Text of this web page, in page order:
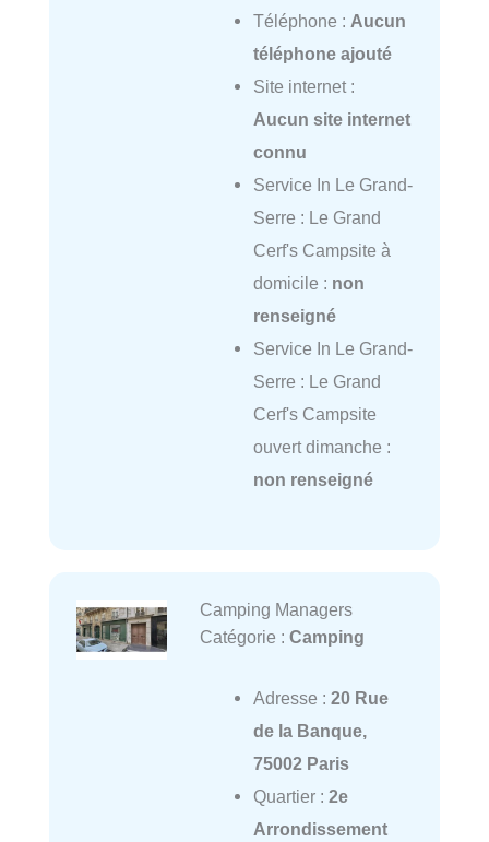
Téléphone : Aucun
téléphone ajouté
Site internet :
Aucun site internet
connu
Service In Le Grand-
Serre : Le Grand
Cerf's Campsite à
domicile : non
renseigné
Service In Le Grand-
Serre : Le Grand
Cerf's Campsite
ouvert dimanche :
non renseigné
Camping Managers
Catégorie : Camping
Adresse : 20 Rue
de la Banque,
75002 Paris
Quartier : 2e
Arrondissement